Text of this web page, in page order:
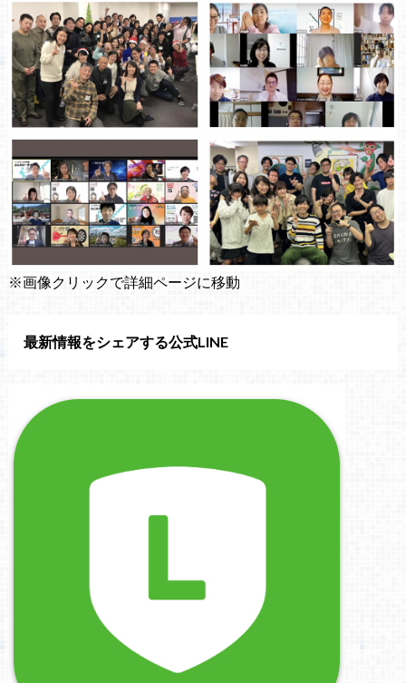
※画像クリックで詳細ページに移動
最新情報をシェアする公式LINE